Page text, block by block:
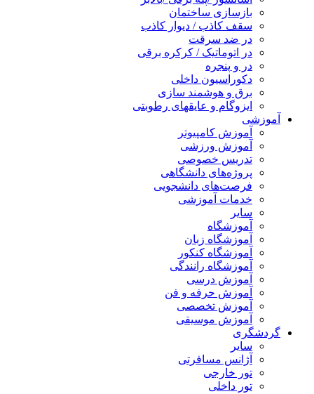
بازسازی ساختمان
سقف کاذب / دیوار کاذب
در ضد سرقت
در اتوماتیک / کرکره برقی
در و پنجره
دکوراسیون داخلی
برق و هوشمند سازی
ایزوگام و عایقهای رطوبتی
آموزشی
آموزش کامپیوتر
آموزش ورزشی
تدریس خصوصی
پروژه‌های دانشگاهی
فرصت‌های دانشجویی
خدمات آموزشی
سایر
آموزشگاه
آموزشگاه زبان
آموزشگاه کنکور
آموزشگاه رانندگی
آموزش درسی
آموزش حرفه و فن
آموزش تخصصی
آموزش موسیقی
گردشگری
سایر
آژانس مسافرتی
تور خارجی
تور داخلی